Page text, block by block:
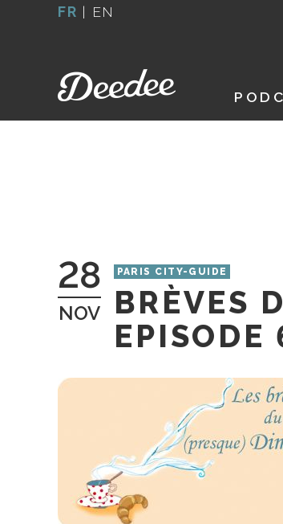
FR | EN
28
NOV
PARIS CITY-GUIDE
BRÈVES
EPISODE